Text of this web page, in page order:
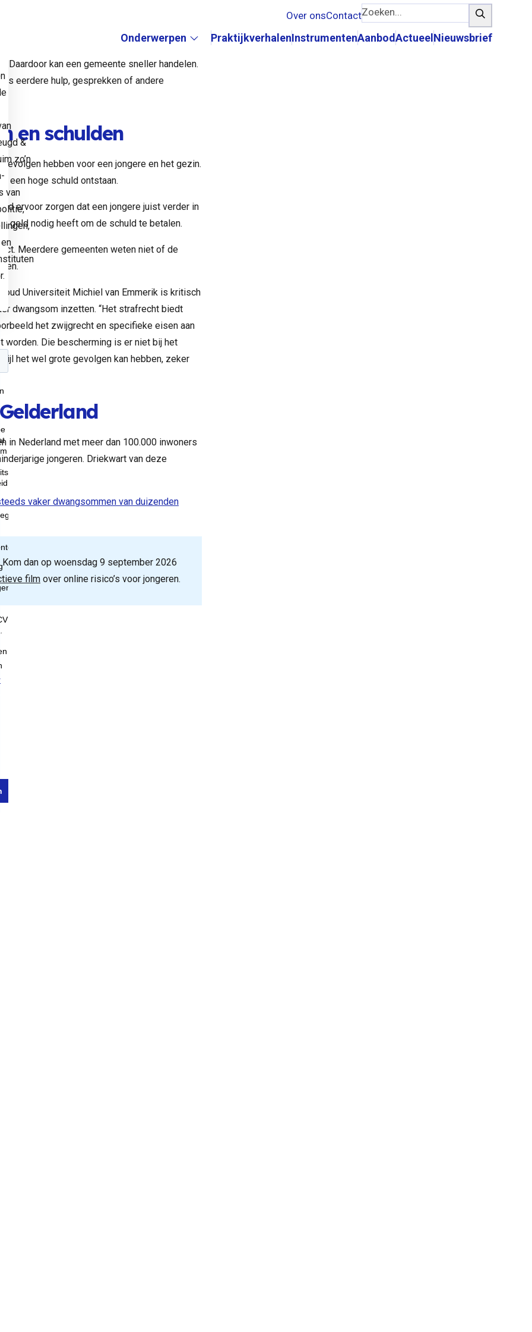
Submenu:
Onderwerpen PraktijkverhalenInstrumentenAanbodActueel Nieuwsbrief
Over onsContactZoeken... Zoeken
te voorkomen en de openbare orde
sommige gemeenten de dwangsom
lang duren. Bij een last onder dwangsom
Daardoor kan een gemeente sneller handelen.
eerdere hulp, gesprekken of andere
en schulden
hebben voor een jongere en het gezin.
een hoge schuld ontstaan.
ervoor zorgen dat een jongere juist verder in
geld nodig heeft om de schuld te betalen.
Meerdere gemeenten weten niet of de
Universiteit Michiel van Emmerik is kritisch
dwangsom inzetten. “Het strafrecht biedt
het zwijgrecht en specifieke eisen aan
Die bescherming is er niet bij het
het wel grote gevolgen kan hebben, zeker
in Nederland met meer dan 100.000 inwoners
jongeren. Driekwart van deze
vaker dwangsommen van duizenden
dan op woensdag 9 september 2026
film over online risico’s voor jongeren.
&
zo’n
van